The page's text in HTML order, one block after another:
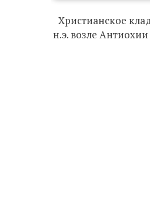
Христианское
н.э. возле